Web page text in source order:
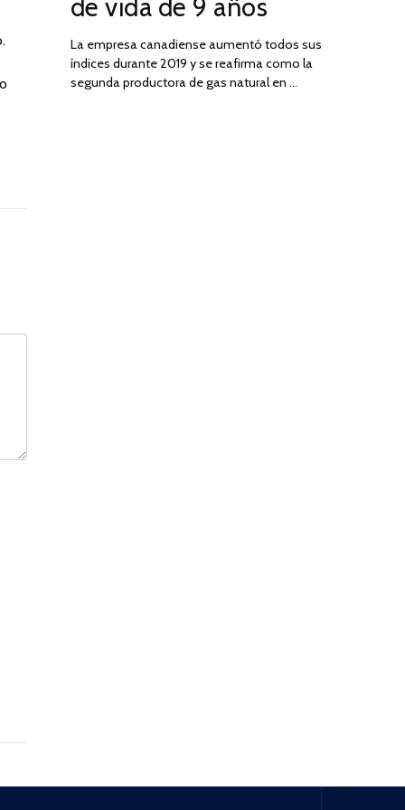
de vida de 9 años
La empresa canadiense aumentó todos sus
índices durante 2019 y se reafirma como la
segunda productora de gas natural en …